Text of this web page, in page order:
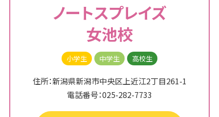
ノートスプレイズ
女池校
小学生 中学生 高校生
住所：新潟県新潟市中央区上近江2丁目261-1
電話番号：025-282-7733